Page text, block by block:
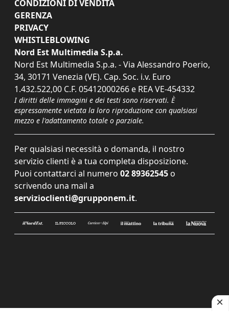
CONDIZIONI DI VENDITA
GERENZA
PRIVACY
WHISTLEBLOWING
Nord Est Multimedia S.p.a.
Nord Est Multimedia S.p.a. - Via Alessandro Poerio,
34, 30171 Venezia (VE). Cap. Soc. i.v. Euro
1.432.522,00 C.F. 05412000266 e REA VE-454332
I diritti delle immagini e dei testi sono riservati. È
espressamente vietata la loro riproduzione con qualsiasi
mezzo e l'adattamento totale o parziale.
Per qualsiasi necessità o domanda, il nostro
servizio clienti è a tua completa disposizione.
Puoi contattarci al numero 02 89362545 o
scrivendo una mail a
servizioclienti@grupponem.it.